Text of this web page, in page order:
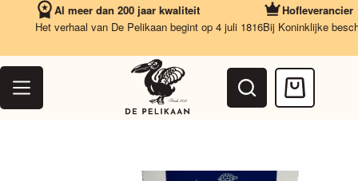
inhoud
Al meer dan 200 jaar kwaliteit
Het verhaal van De Pelikaan begint op 4 juli 1816
Hofleverancier
Bij Koninklijke